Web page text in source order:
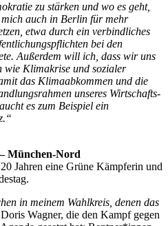
zu stärken und wo es geht,
auch in Berlin für mehr
etwa durch ein verbindliches
bei den
Außerdem will ich, dass wir uns
wie Klimakrise und sozialer
das Klimaabkommen und die
unseres Wirtschafts-
es zum Beispiel ein
München-Nord
Jahren eine Grüne Kämpferin und
in meinem Wahlkreis, denen das
Wagner, die den Kampf gegen